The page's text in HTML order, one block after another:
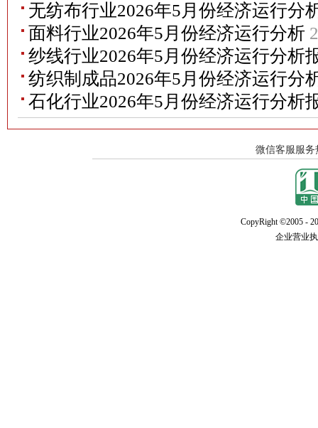
无纺布行业2026年5月份经济运行分
面料行业2026年5月份经济运行分析
纱线行业2026年5月份经济运行分析
纺织制成品2026年5月份经济运行分
石化行业2026年5月份经济运行分析
CopyRight ©2005 -
企业营业